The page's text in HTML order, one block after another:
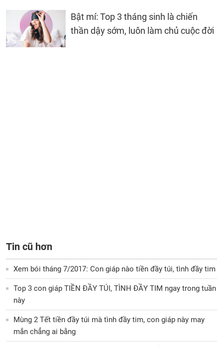
Bật mí: Top 3 tháng sinh là chiến
thần dậy sớm, luôn làm chủ cuộc đời
Tin cũ hơn
Xem bói tháng 7/2017: Con giáp nào tiền đầy túi, tình đầy tim
Top 3 con giáp TIỀN ĐẦY TÚI, TÌNH ĐẦY TIM ngay trong tuần
này
Mùng 2 Tết tiền đầy túi mà tình đầy tim, con giáp này may
mắn chẳng ai bằng